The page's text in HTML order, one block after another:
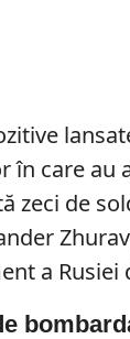
în care
zeci de
a Rusiei